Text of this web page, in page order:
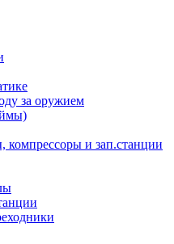
за оружием
компрессоры и зап.станции